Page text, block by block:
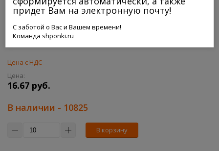
придет Вам на электронную почту!
С заботой о Вас и Вашем времени!
Команда shponki.ru
Цена с НДС
Цена:
16.67 руб.
В наличии - 10825
В корзину